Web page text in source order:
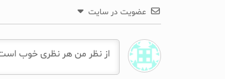
عضویت در سایت